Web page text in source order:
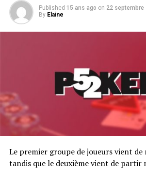
Published 15 ans ago on 22 septembre
By Elaine
Le premier groupe de joueurs vient de
tandis que le deuxième vient de partir